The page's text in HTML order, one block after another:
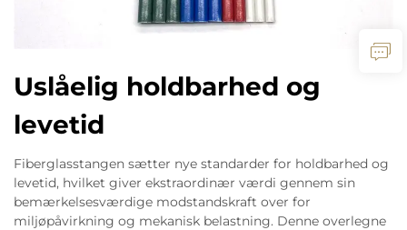
Uslåelig holdbarhed og
levetid
Fiberglasstangen sætter nye standarder for holdbarhed og
levetid, hvilket giver ekstraordinær værdi gennem sin
bemærkelsesværdige modstandskraft over for
miljøpåvirkning og mekanisk belastning. Denne overlegne